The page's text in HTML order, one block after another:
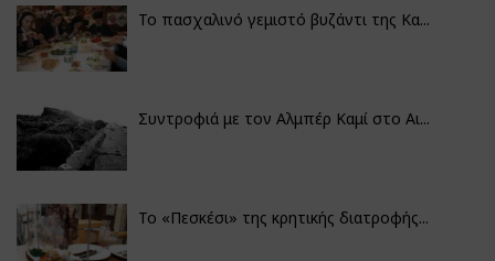
Το πασχαλινό γεμιστό βυζάντι της Κα...
Συντροφιά με τον Αλμπέρ Καμί στο Αι...
Το «Πεσκέσι» της κρητικής διατροφής...